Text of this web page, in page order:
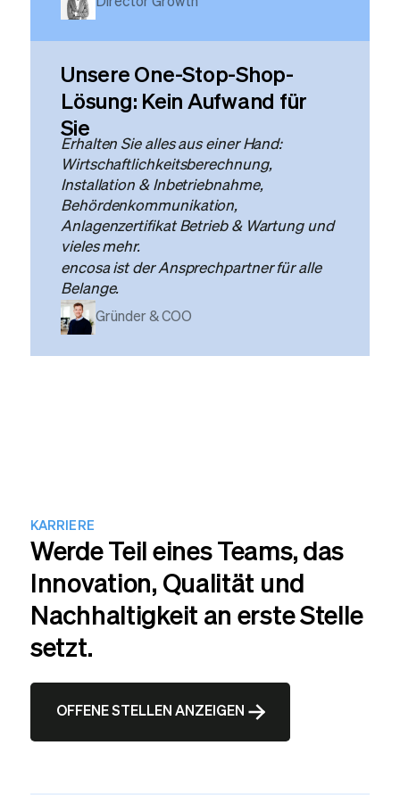
Unsere One-Stop-Shop-
Lösung: Kein Aufwand für
Sie
Erhalten Sie alles aus einer Hand:
Wirtschaftlichkeitsberechnung,
Installation & Inbetriebnahme,
Behördenkommunikation,
Anlagenzertifikat Betrieb & Wartung und
vieles mehr.
encosa ist der Ansprechpartner für alle
Belange.
Gründer & COO
KARRIERE
Werde Teil eines Teams, das
Innovation, Qualität und
Nachhaltigkeit an erste Stelle
setzt.
OFFENE STELLEN ANZEIGEN